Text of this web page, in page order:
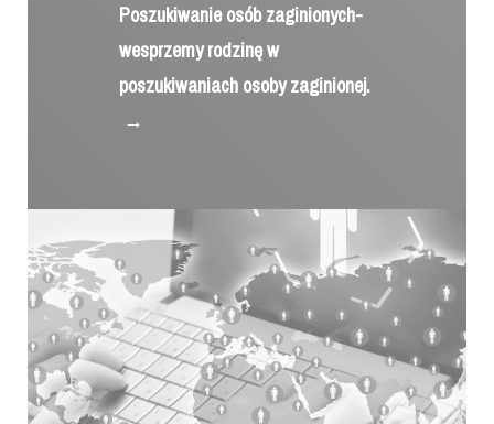
Poszukiwanie osób zaginionych-
wesprzemy rodzinę w
poszukiwaniach osoby zaginionej.
→